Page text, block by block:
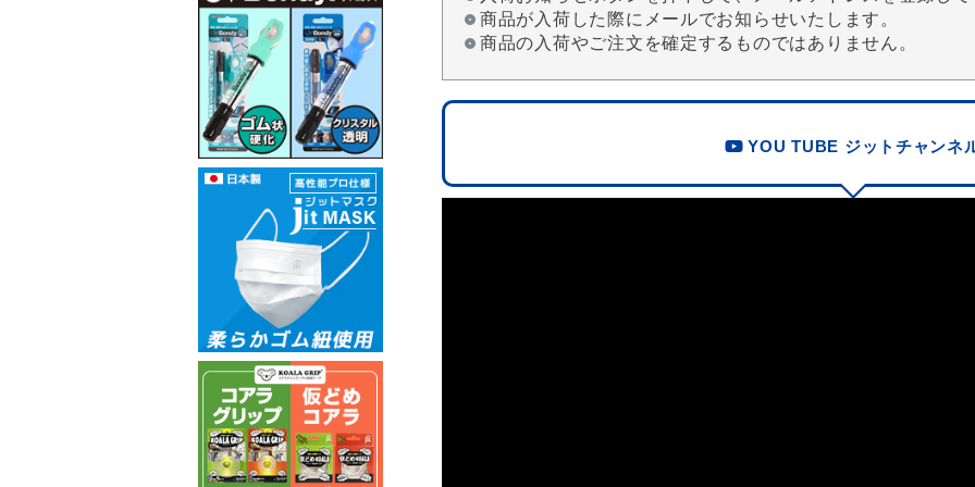
商品が入荷した際にメールでお知らせいたします。
商品の入荷やご注文を確定するものではありません。
YOU TUBE ジットチャンネ